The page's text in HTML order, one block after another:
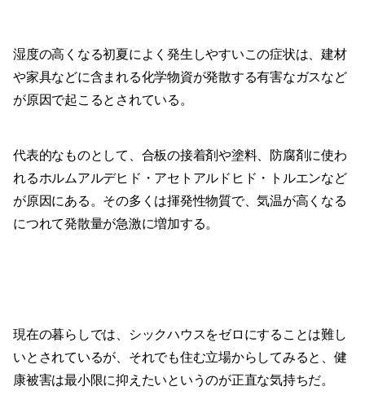
湿度の高くなる初夏によく発生しやすいこの症状は、建材
や家具などに含まれる化学物資が発散する有害なガスなど
が原因で起こるとされている。
代表的なものとして、合板の接着剤や塗料、防腐剤に使わ
れるホルムアルデヒド・アセトアルドヒド・トルエンなど
が原因にある。その多くは揮発性物質で、気温が高くなる
につれて発散量が急激に増加する。
現在の暮らしでは、シックハウスをゼロにすることは難し
いとされているが、それでも住む立場からしてみると、健
康被害は最小限に抑えたいというのが正直な気持ちだ。